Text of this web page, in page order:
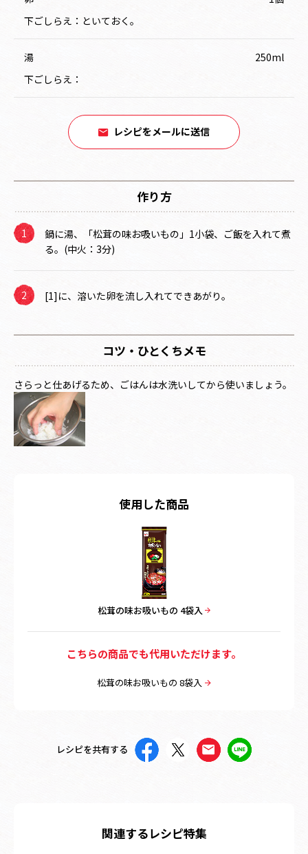
下ごしらえ：といておく。
湯
250ml
下ごしらえ：
レシピをメールに送信
作り方
鍋に湯、「松茸の味お吸いもの」1小袋、ご飯を入れて煮
る。(中火：3分)
[1]に、溶いた卵を流し入れてできあがり。
コツ・ひとくちメモ
さらっと仕あげるため、ごはんは水洗いしてから使いましょう。
使用した商品
松茸の味お吸いもの 4袋入
こちらの商品でも代用いただけます。
松茸の味お吸いもの 8袋入
レシピを共有する
関連するレシピ特集